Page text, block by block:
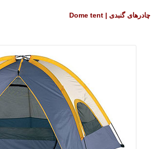
چادرهای گنبدی | Dome tent